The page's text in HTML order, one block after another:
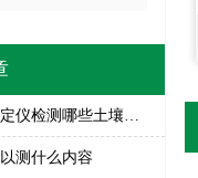
测什么内容